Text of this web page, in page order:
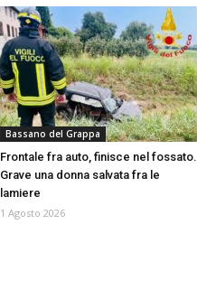
Bassano del Grappa
Frontale fra auto, finisce nel fossato.
Grave una donna salvata fra le
lamiere
1 Agosto 2026